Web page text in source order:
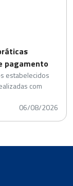
pagamento
estabelecidos
com
06/08/2026